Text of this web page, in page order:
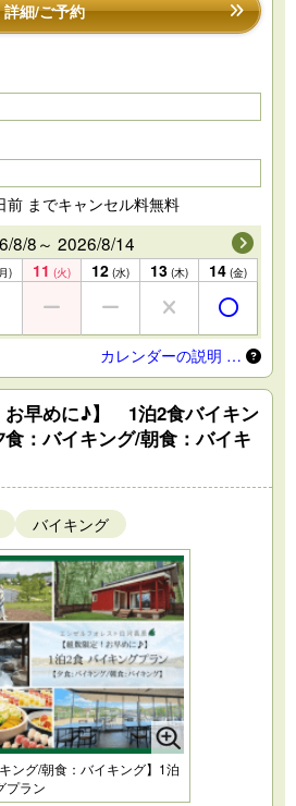
詳細/ご予約
前 までキャンセル料無料
8/8～ 2026/8/14
) 11 (火) 12 (水) 13 (木) 14 (金)
カレンダーの説明 …
早めに♪】 1泊2食バイキン
：バイキング/朝食：バイキ
バイキング
ング/朝食：バイキング】1泊
プラン